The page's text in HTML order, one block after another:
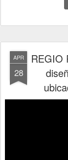
APR
28
REGIO